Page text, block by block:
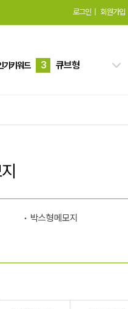
로그인 회원가입
기키워드
하드양장
3
큐브형
박스형메모지